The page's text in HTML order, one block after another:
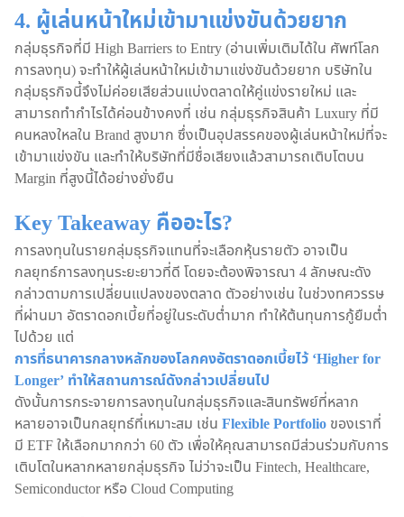
4. ผู้เล่นหน้าใหม่เข้ามาแข่งขันด้วยยาก
กลุ่มธุรกิจที่มี High Barriers to Entry (อ่านเพิ่มเติมได้ใน ศัพท์โลก
การลงทุน) จะทำให้ผู้เล่นหน้าใหม่เข้ามาแข่งขันด้วยยาก บริษัทใน
กลุ่มธุรกิจนี้จึงไม่ค่อยเสียส่วนแบ่งตลาดให้คู่แข่งรายใหม่ และ
สามารถทำกำไรได้ค่อนข้างคงที่ เช่น กลุ่มธุรกิจสินค้า Luxury ที่มี
คนหลงใหลใน Brand สูงมาก ซึ่งเป็นอุปสรรคของผู้เล่นหน้าใหม่ที่จะ
เข้ามาแข่งขัน และทำให้บริษัทที่มีชื่อเสียงแล้วสามารถเติบโตบน
Margin ที่สูงนี้ได้อย่างยั่งยืน
Key Takeaway คืออะไร?
การลงทุนในรายกลุ่มธุรกิจแทนที่จะเลือกหุ้นรายตัว อาจเป็น
กลยุทธ์การลงทุนระยะยาวที่ดี โดยจะต้องพิจารณา 4 ลักษณะดัง
กล่าวตามการเปลี่ยนแปลงของตลาด ตัวอย่างเช่น ในช่วงทศวรรษ
ที่ผ่านมา อัตราดอกเบี้ยที่อยู่ในระดับต่ำมาก ทำให้ต้นทุนการกู้ยืมต่ำ
ไปด้วย แต่
การที่ธนาคารกลางหลักของโลกคงอัตราดอกเบี้ยไว้ ‘Higher for
Longer’ ทำให้สถานการณ์ดังกล่าวเปลี่ยนไป
ดังนั้นการกระจายการลงทุนในกลุ่มธุรกิจและสินทรัพย์ที่หลาก
หลายอาจเป็นกลยุทธ์ที่เหมาะสม เช่น Flexible Portfolio ของเราที่
มี ETF ให้เลือกมากกว่า 60 ตัว เพื่อให้คุณสามารถมีส่วนร่วมกับการ
เติบโตในหลากหลายกลุ่มธุรกิจ ไม่ว่าจะเป็น Fintech, Healthcare,
Semiconductor หรือ Cloud Computing